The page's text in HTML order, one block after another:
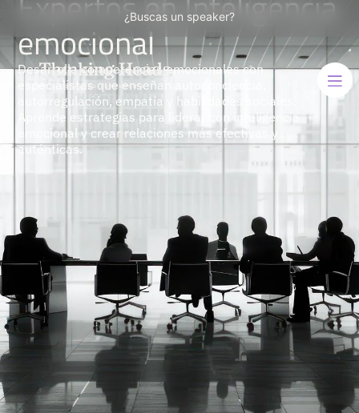
¿Buscas un speaker?
emocional
Desarrolla competencias emocionales con
especialistas que enseñan autoconciencia,
autorregulación, empatía y habilidades sociales.
Aprende estrategias para liderar con inteligencia
emocional y crear relaciones más efectivas y
auténticas.